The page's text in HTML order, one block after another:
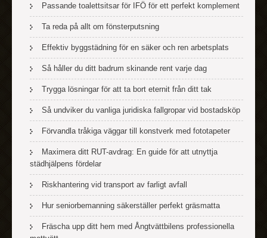
Passande toalettsitsar för IFÖ för ett perfekt komplement
Ta reda på allt om fönsterputsning
Effektiv byggstädning för en säker och ren arbetsplats
Så håller du ditt badrum skinande rent varje dag
Trygga lösningar för att ta bort eternit från ditt tak
Så undviker du vanliga juridiska fallgropar vid bostadsköp
Förvandla tråkiga väggar till konstverk med fototapeter
Maximera ditt RUT-avdrag: En guide för att utnyttja
städhjälpens fördelar
Riskhantering vid transport av farligt avfall
Hur seniorbemanning säkerställer perfekt gräsmatta
Fräscha upp ditt hem med Ångtvättbilens professionella